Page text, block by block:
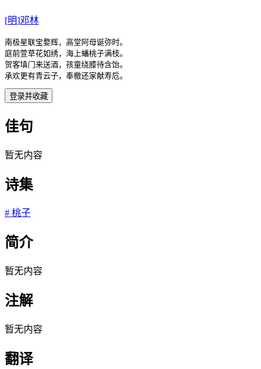
[明]邓林
南极星联宝婺辉，高堂阿母诞弥时。
庭前萱草花如绣，海上蟠桃子满枝。
贺客填门来送酒，孩童绕膝待含饴。
承欢更有青云子，奉檄还家献寿卮。
登录并收藏
佳句
暂无内容
诗集
# 桃子
简介
暂无内容
注解
暂无内容
翻译